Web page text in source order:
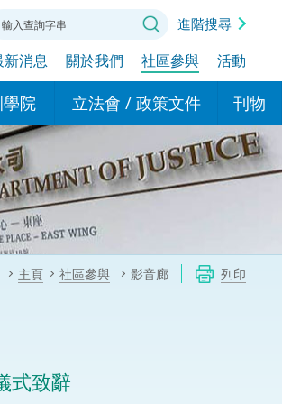
語)
進階搜尋
新消息 關於我們 社區參與 活動
院
設項
立法會 / 政策文件
現行政策措施
政策文件
特別財務委員會
刊物
基本
民事
主頁 社區參與 影音廊 列印
式致辭